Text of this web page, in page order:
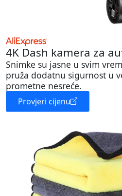
4K Dash kamera za
Snimke su jasne u svim
pruža dodatnu sigurnost u
prometne nesreće.
Provjeri cijenu